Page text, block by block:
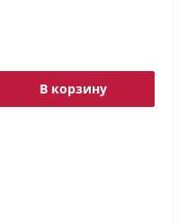
В корзину